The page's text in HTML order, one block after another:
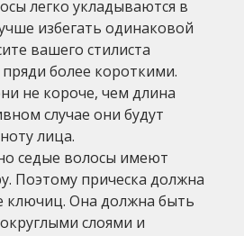
легко укладываются в
избегать одинаковой
вашего стилиста
более короткими.
не короче, чем длина
случае они будут
лица.
седые волосы имеют
Поэтому прическа должна
ключиц. Она должна быть
слоями и